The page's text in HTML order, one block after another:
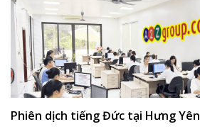
Phiên dịch tiếng Đức tại Hưng Yên